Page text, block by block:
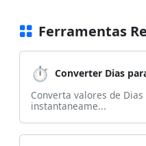
Ferramentas
⏱️ Converter Dias
Converta valores de
instantaneame...